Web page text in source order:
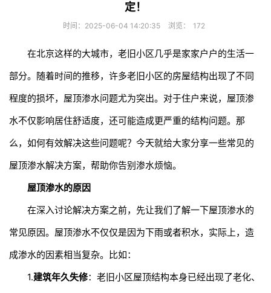
定！
时间：2025-06-04 14:20:35 浏览： 172
在北京这样的大城市，老旧小区几乎是家家户户的生活一
部分。随着时间的推移，许多老旧小区的房屋结构出现了不同
程度的损坏，屋顶渗水问题尤为突出。对于住户来说，屋顶渗
水不仅影响居住舒适度，还可能造成更严重的结构问题。那
么，如何有效解决这些问题呢？今天就给大家分享一些常见的
屋顶渗水解决方案，帮助你告别渗水烦恼。
屋顶渗水的原因
在深入讨论解决方案之前，先让我们了解一下屋顶渗水的
常见原因。屋顶渗水不仅仅是因为下雨或者积水，实际上，造
成渗水的因素相当复杂。比如：
1.建筑年久失修：老旧小区屋顶结构本身已经出现了老化、